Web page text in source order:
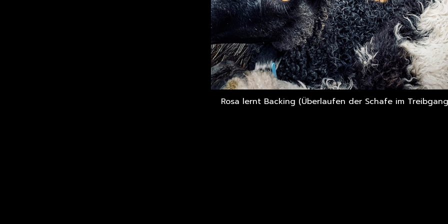
Rosa lernt Backing (Überlaufen der Schafe im